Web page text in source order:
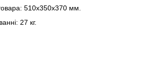
510х350х370 мм.
27 кг.